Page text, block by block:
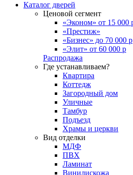
Каталог дверей
Ценовой сегмент
«Эконом» от 15 000
«Престиж»
«Бизнес» до 70 000 р
«Элит» от 60 000 р
Распродажа
Где устанавливаем?
Квартира
Коттедж
Загородный дом
Уличные
Тамбур
Подъезд
Храмы и церкви
Вид отделки
МДФ
ПВХ
Ламинат
Винилискожа